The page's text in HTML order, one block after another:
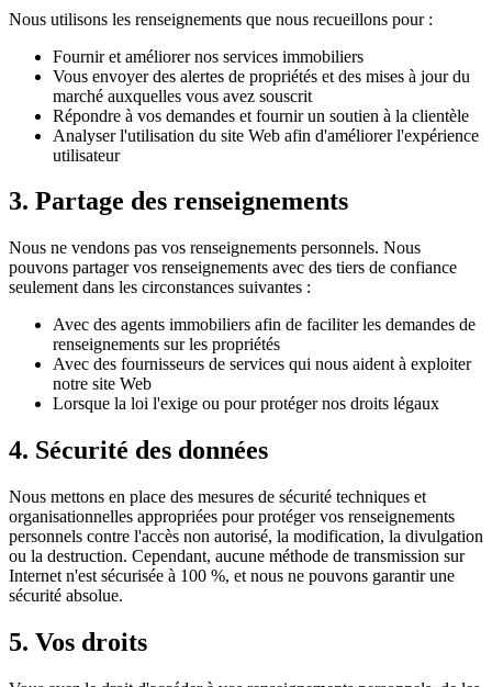
Nous utilisons les renseignements que nous recueillons pour :
Fournir et améliorer nos services immobiliers
Vous envoyer des alertes de propriétés et des mises à jour du
marché auxquelles vous avez souscrit
Répondre à vos demandes et fournir un soutien à la clientèle
Analyser l'utilisation du site Web afin d'améliorer l'expérience
utilisateur
3. Partage des renseignements
Nous ne vendons pas vos renseignements personnels. Nous
pouvons partager vos renseignements avec des tiers de confiance
seulement dans les circonstances suivantes :
Avec des agents immobiliers afin de faciliter les demandes de
renseignements sur les propriétés
Avec des fournisseurs de services qui nous aident à exploiter
notre site Web
Lorsque la loi l'exige ou pour protéger nos droits légaux
4. Sécurité des données
Nous mettons en place des mesures de sécurité techniques et
organisationnelles appropriées pour protéger vos renseignements
personnels contre l'accès non autorisé, la modification, la divulgation
ou la destruction. Cependant, aucune méthode de transmission sur
Internet n'est sécurisée à 100 %, et nous ne pouvons garantir une
sécurité absolue.
5. Vos droits